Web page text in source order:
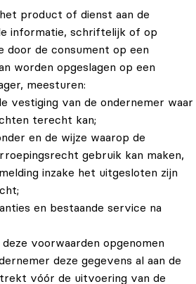
product of dienst aan de
informatie, schriftelijk of op
door de consument op een
worden opgeslagen op een
meesturen:
vestiging van de ondernemer waar
terecht kan;
en de wijze waarop de
gebruik kan maken,
inzake het uitgesloten zijn
en bestaande service na
voorwaarden opgenomen
deze gegevens al aan de
vóór de uitvoering van de